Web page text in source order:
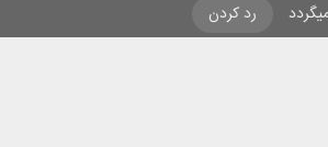
رد کردن